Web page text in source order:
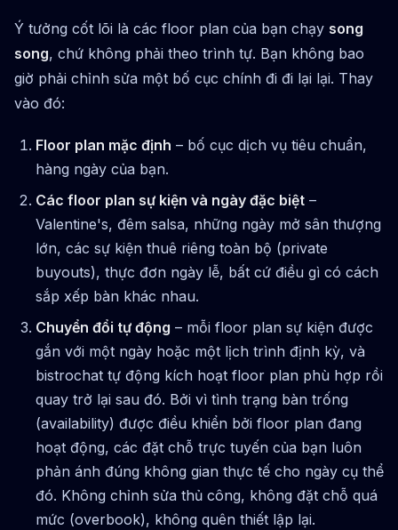
Ý tưởng cốt lõi là các floor plan của bạn chạy song
song, chứ không phải theo trình tự. Bạn không bao
giờ phải chỉnh sửa một bố cục chính đi đi lại lại. Thay
vào đó:
Floor plan mặc định – bố cục dịch vụ tiêu chuẩn,
hàng ngày của bạn.
Các floor plan sự kiện và ngày đặc biệt –
Valentine's, đêm salsa, những ngày mở sân thượng
lớn, các sự kiện thuê riêng toàn bộ (private
buyouts), thực đơn ngày lễ, bất cứ điều gì có cách
sắp xếp bàn khác nhau.
Chuyển đổi tự động – mỗi floor plan sự kiện được
gắn với một ngày hoặc một lịch trình định kỳ, và
bistrochat tự động kích hoạt floor plan phù hợp rồi
quay trở lại sau đó. Bởi vì tình trạng bàn trống
(availability) được điều khiển bởi floor plan đang
hoạt động, các đặt chỗ trực tuyến của bạn luôn
phản ánh đúng không gian thực tế cho ngày cụ thể
đó. Không chỉnh sửa thủ công, không đặt chỗ quá
mức (overbook), không quên thiết lập lại.